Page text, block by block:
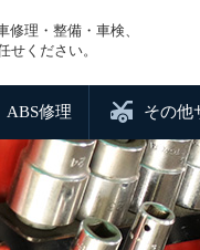
理・整備・車検、
せください。
ABS修理 その他